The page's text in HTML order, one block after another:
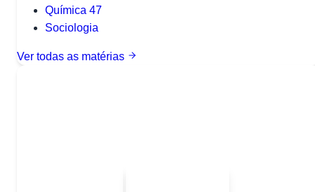
Química 47
Sociologia
Ver todas as matérias